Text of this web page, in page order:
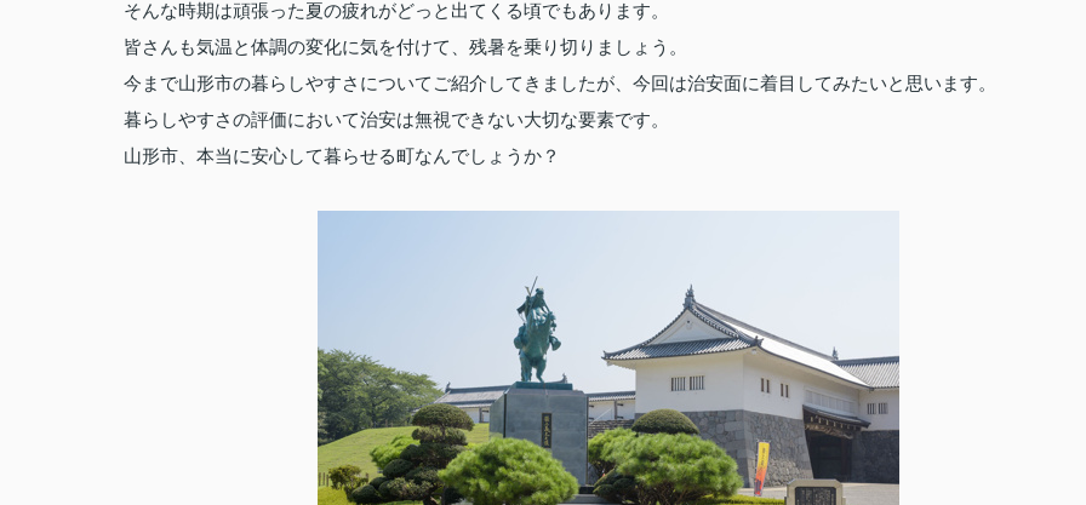
そんな時期は頑張った夏の疲れがどっと出てくる頃でもあります。
皆さんも気温と体調の変化に気を付けて、残暑を乗り切りましょう。
今まで山形市の暮らしやすさについてご紹介してきましたが、今回は治安面に着目してみたいと思います。
暮らしやすさの評価において治安は無視できない大切な要素です。
山形市、本当に安心して暮らせる町なんでしょうか？